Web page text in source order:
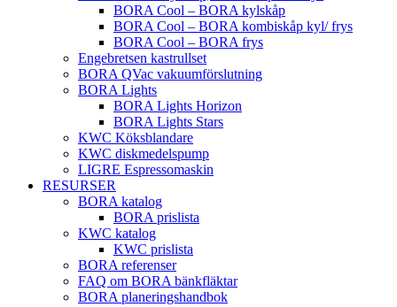
BORA Cool – BORA kylskåp
BORA Cool – BORA kombiskåp kyl/ frys
BORA Cool – BORA frys
Engebretsen kastrullset
BORA QVac vakuumförslutning
BORA Lights
BORA Lights Horizon
BORA Lights Stars
KWC Köksblandare
KWC diskmedelspump
LIGRE Espressomaskin
RESURSER
BORA katalog
BORA prislista
KWC katalog
KWC prislista
BORA referenser
FAQ om BORA bänkfläktar
BORA planeringshandbok